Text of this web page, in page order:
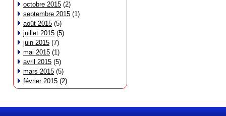
octobre 2015 (2)
septembre 2015 (1)
août 2015 (5)
juillet 2015 (5)
juin 2015 (7)
mai 2015 (1)
avril 2015 (5)
mars 2015 (5)
février 2015 (2)